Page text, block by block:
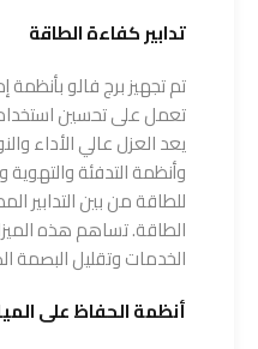
تدابير كفاءة الطاقة
تم تجهيز برج فالو بأنظمة
تعمل على تحسين استخدام
يعد العزل عالي الأداء
وأنظمة التدفئة
للطاقة من بين التدابير
الطاقة. تساهم هذه
الخدمات وتقليل البصمة
أنظمة الحفاظ على